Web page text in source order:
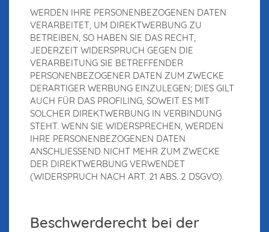
WERDEN IHRE PERSONENBEZOGENEN DATEN
VERARBEITET, UM DIREKTWERBUNG ZU
BETREIBEN, SO HABEN SIE DAS RECHT,
JEDERZEIT WIDERSPRUCH GEGEN DIE
VERARBEITUNG SIE BETREFFENDER
PERSONENBEZOGENER DATEN ZUM ZWECKE
DERARTIGER WERBUNG EINZULEGEN; DIES GILT
AUCH FÜR DAS PROFILING, SOWEIT ES MIT
SOLCHER DIREKTWERBUNG IN VERBINDUNG
STEHT. WENN SIE WIDERSPRECHEN, WERDEN
IHRE PERSONENBEZOGENEN DATEN
ANSCHLIESSEND NICHT MEHR ZUM ZWECKE
DER DIREKTWERBUNG VERWENDET
(WIDERSPRUCH NACH ART. 21 ABS. 2 DSGVO).
Beschwerde­recht bei der